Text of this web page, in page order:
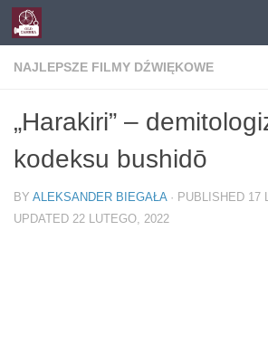
Skip to content
NAJLEPSZE FILMY DŹWIĘKOWE
„Harakiri” –
kodeksu bushidō
BY ALEKSANDER BIEGAŁA · PUBLISHED 17
UPDATED 22 LUTEGO, 2022